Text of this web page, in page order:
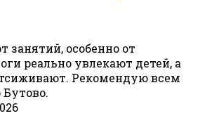
занятий, особенно от
реально увлекают детей, а
Рекомендую всем